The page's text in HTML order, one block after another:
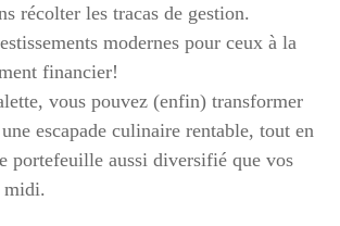
récolter les tracas de gestion.
modernes pour ceux à la
financier!
vous pouvez (enfin) transformer
escapade culinaire rentable, tout en
portefeuille aussi diversifié que vos
midi.